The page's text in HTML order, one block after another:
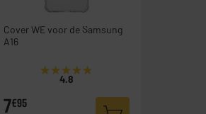
Cover WE voor de Samsung
A16
★★★★★
★★★★★
4.8
7€95